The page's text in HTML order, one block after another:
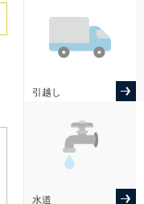
引越し
水道